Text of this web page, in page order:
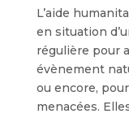
L’aide
en situation
régulière pour
évènement
ou encore,
menacées.